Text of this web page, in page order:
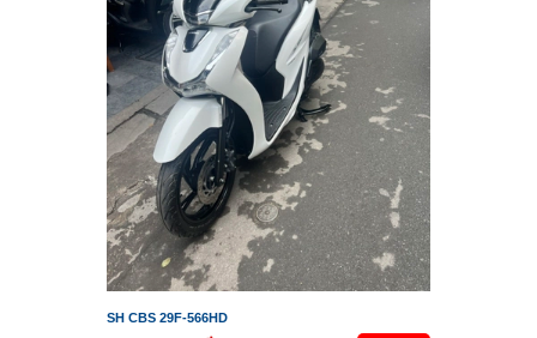
SH CBS 29F-566HD